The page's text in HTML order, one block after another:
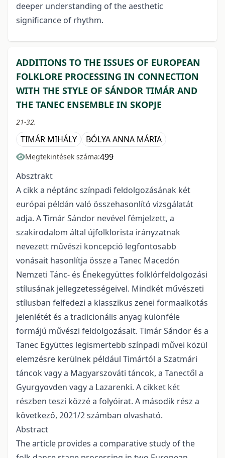
deeper understanding of the aesthetic
significance of rhythm.
ADDITIONS TO THE ISSUES OF EUROPEAN
FOLKLORE PROCESSING IN CONNECTION
WITH THE STYLE OF SÁNDOR TIMÁR AND
THE TANEC ENSEMBLE IN SKOPJE
21-32.
TIMÁR MIHÁLY BÓLYA ANNA MÁRIA
Megtekintések száma:499
Absztrakt
A cikk a néptánc színpadi feldolgozásának két
európai példán való összehasonlító vizsgálatát
adja. A Timár Sándor nevével fémjelzett, a
szakirodalom által újfolklorista irányzatnak
nevezett művészi koncepció legfontosabb
vonásait hasonlítja össze a Tanec Macedón
Nemzeti Tánc- és Énekegyüttes folklórfeldolgozási
stílusának jellegzetességeivel. Mindkét művészeti
stílusban felfedezi a klasszikus zenei formaalkotás
jelenlétét és a tradicionális anyag különféle
formájú művészi feldolgozásait. Timár Sándor és a
Tanec Együttes legismertebb színpadi művei közül
elemzésre kerülnek például Timártól a Szatmári
táncok vagy a Magyarszováti táncok, a Tanectől a
Gyurgyovden vagy a Lazarenki. A cikket két
részben teszi közzé a folyóirat. A második rész a
következő, 2021/2 számban olvasható.
Abstract
The article provides a comparative study of the